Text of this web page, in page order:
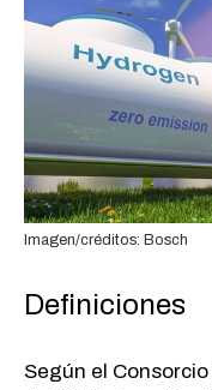
Imagen/créditos: Bosch
Definiciones
Según el